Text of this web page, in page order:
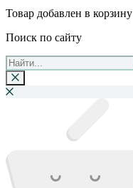
Товар добавлен в корзину
Поиск по сайту